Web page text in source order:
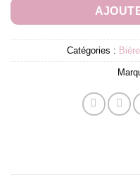
Catégories :